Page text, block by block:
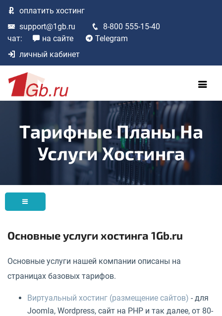
оплатить хостинг
support@1gb.ru
8-800 555-15-40
чат:
на сайте
Telegram
личный кабинет
Тарифные Планы На
Услуги Хостинга
Основные услуги хостинга 1Gb.ru
Основные услуги нашей компании описаны на
страницах базовых тарифов.
Виртуальный хостинг (размещение сайтов) - для
Joomla, Wordpress, сайт на PHP и так далее, от 80-